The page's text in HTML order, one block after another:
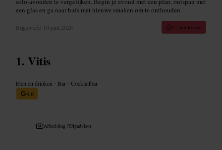
een glas en ga naar huis met nieuwe smaken om te onthouden.
Bijgewerkt 10 juni 2026 12 min leestijd
Vitis
Eten en drinken • Bar •Cocktailbar
4,6
Afbeelding /Tripadvisor